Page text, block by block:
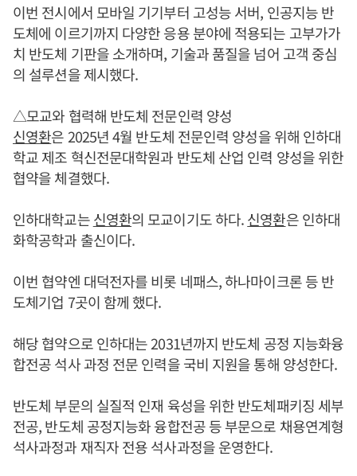
이번 전시에서 모바일 기기부터 고성능 서버, 인공지능 반
도체에 이르기까지 다양한 응용 분야에 적용되는 고부가가
치 반도체 기판을 소개하며, 기술과 품질을 넘어 고객 중심
의 설루션을 제시했다.
△모교와 협력해 반도체 전문인력 양성
신영환은 2025년 4월 반도체 전문인력 양성을 위해 인하대
학교 제조 혁신전문대학원과 반도체 산업 인력 양성을 위한
협약을 체결했다.
인하대학교는신영환의 모교이기도 하다.신영환은 인하대
화학공학과 출신이다.
이번 협약엔 대덕전자를 비롯 네패스, 하나마이크론 등 반
도체기업 7곳이 함께 했다.
해당 협약으로 인하대는 2031년까지 반도체 공정 지능화융
합전공 석사 과정 전문 인력을 국비 지원을 통해 양성한다.
반도체 부문의 실질적 인재 육성을 위한 반도체패키징 세부
전공, 반도체 공정지능화 융합전공 등 부문으로 채용연계형
석사과정과 재직자 전용 석사과정을 운영한다.